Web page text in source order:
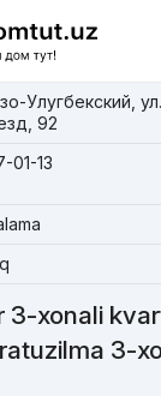
Улугбекский,
92
01-13
3-xonali
3-